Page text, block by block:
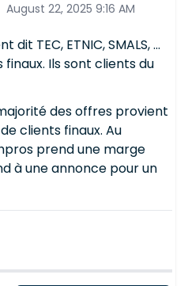
August 22, 2025 9:16 AM
TEC, ETNIC, SMALS, ...
Ils sont clients du
des offres provient
clients finaux. Au
prend une marge
à une annonce pour un